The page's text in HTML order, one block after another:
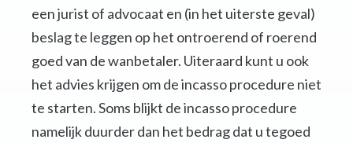
een jurist of advocaat en (in het uiterste geval)
beslag te leggen op het ontroerend of roerend
goed van de wanbetaler. Uiteraard kunt u ook
het advies krijgen om de incasso procedure niet
te starten. Soms blijkt de incasso procedure
namelijk duurder dan het bedrag dat u tegoed